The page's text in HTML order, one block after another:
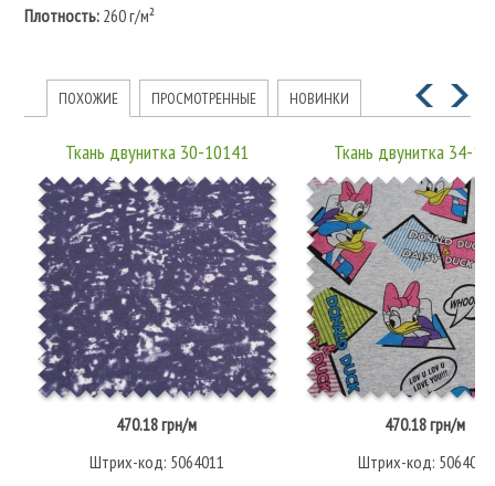
Плотность:260 г/м²
ПОХОЖИЕ ПРОСМОТРЕННЫЕ НОВИНКИ
Ткань двунитка 30-10141
470.18 грн/м
Штрих-код: 5064011
Ткань двунитка 34-
470.18 грн/м
Штрих-код: 5064013